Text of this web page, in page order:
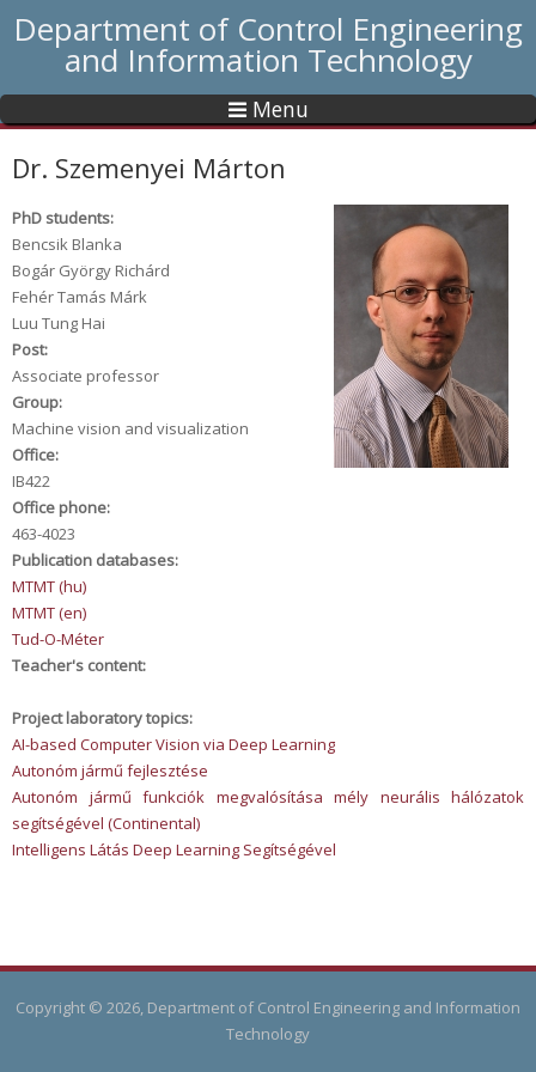
Department of Control Engineering
and Information Technology
Menu
Dr. Szemenyei Márton
PhD students:
Bencsik Blanka
Bogár György Richárd
Fehér Tamás Márk
Luu Tung Hai
Post:
Associate professor
Group:
Machine vision and visualization
Office:
IB422
Office phone:
463-4023
Publication databases:
MTMT (hu)
MTMT (en)
Tud-O-Méter
Teacher's content:
Project laboratory topics:
AI-based Computer Vision via Deep Learning
Autonóm jármű fejlesztése
Autonóm jármű funkciók megvalósítása mély neurális hálózatok
segítségével (Continental)
Intelligens Látás Deep Learning Segítségével
Copyright © 2026, Department of Control Engineering and Information
Technology